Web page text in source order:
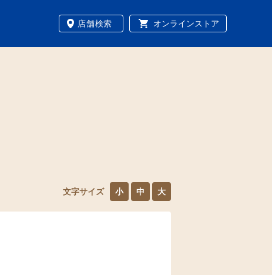
店舗検索 オンラインストア
文字サイズ 小 中 大